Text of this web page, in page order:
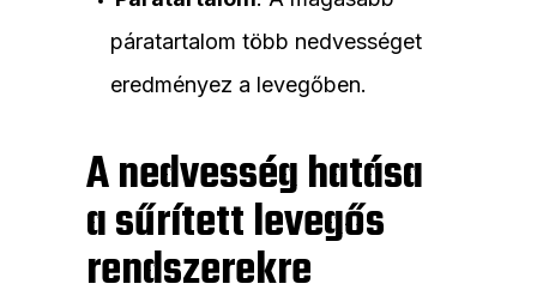
páratartalom több nedvességet
eredményez a levegőben.
A nedvesség hatása
a sűrített levegős
rendszerekre